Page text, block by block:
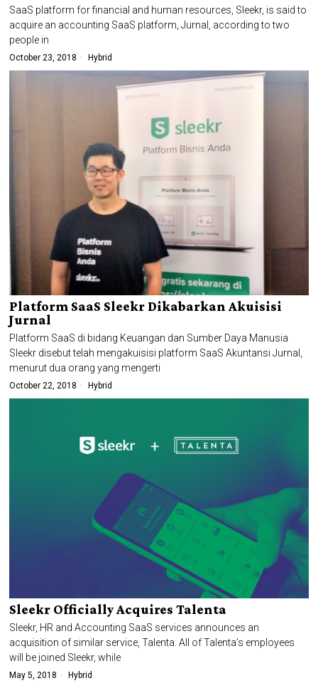
SaaS platform for financial and human resources, Sleekr, is said to
acquire an accounting SaaS platform, Jurnal, according to two
people in
October 23, 2018 Hybrid
Platform SaaS Sleekr Dikabarkan Akuisisi
Jurnal
Platform SaaS di bidang Keuangan dan Sumber Daya Manusia
Sleekr disebut telah mengakuisisi platform SaaS Akuntansi Jurnal,
menurut dua orang yang mengerti
October 22, 2018 Hybrid
Sleekr Officially Acquires Talenta
Sleekr, HR and Accounting SaaS services announces an
acquisition of similar service, Talenta. All of Talenta’s employees
will be joined Sleekr, while
May 5, 2018 Hybrid